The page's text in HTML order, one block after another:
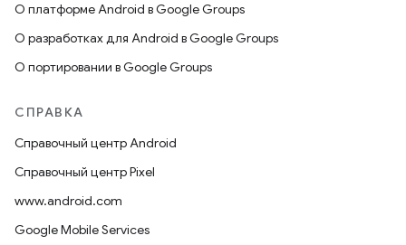
О платформе Android в Google Groups
О разработках для Android в Google Groups
О портировании в Google Groups
СПРАВКА
Справочный центр Android
Справочный центр Pixel
www.android.com
Google Mobile Services